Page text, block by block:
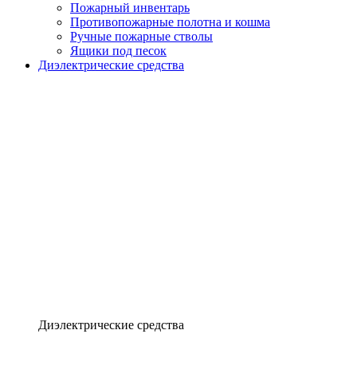
Пожарный инвентарь
Противопожарные полотна и кошма
Ручные пожарные стволы
Ящики под песок
Диэлектрические средства
Диэлектрические средства